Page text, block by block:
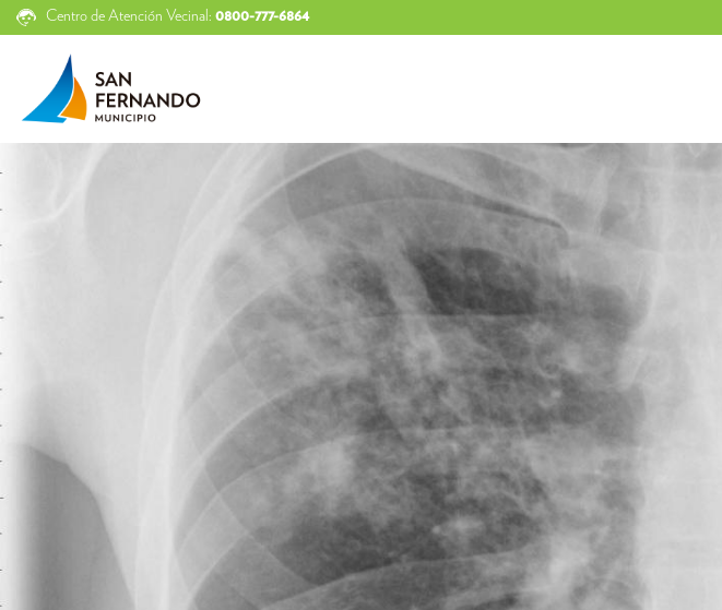
Centro de Atención Vecinal: 0800-777-6864